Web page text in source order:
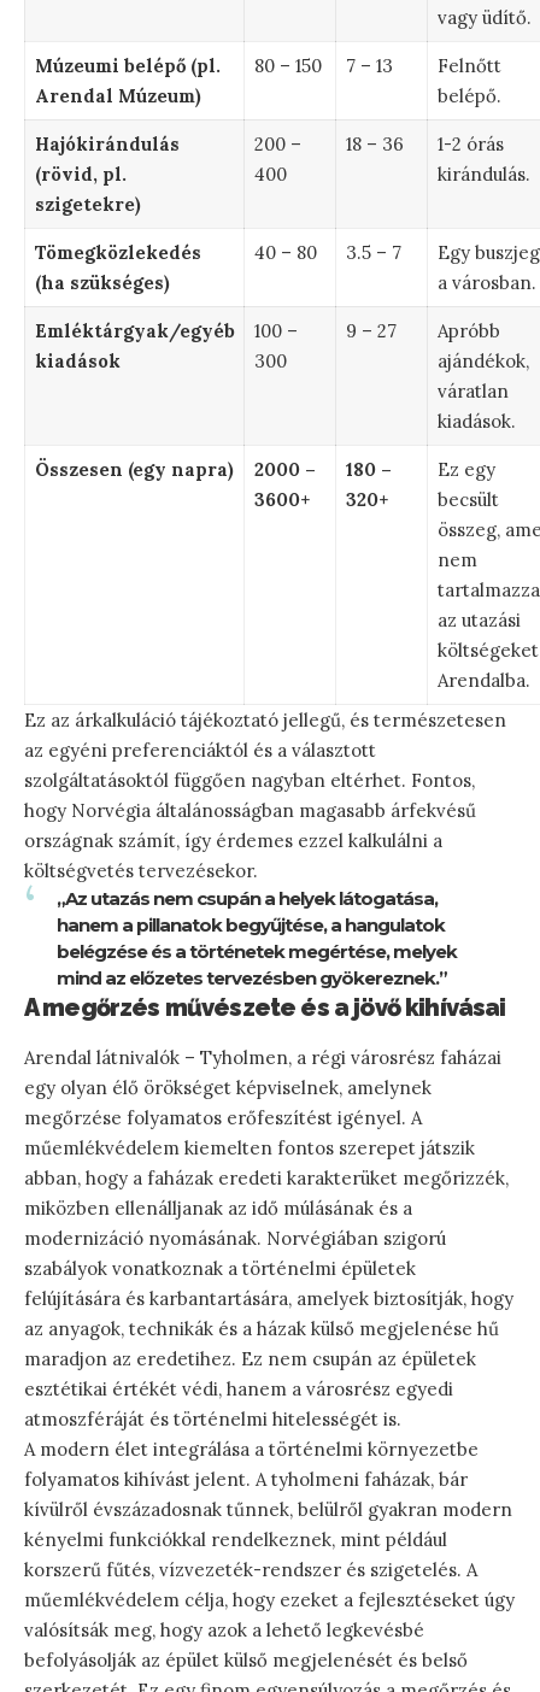
vagy üdítő.
Múzeumi belépő (pl.
Arendal Múzeum)
80 – 150 7 – 13
Felnőtt
belépő.
Hajókirándulás
(rövid, pl.
szigetekre)
200 –
400
18 – 36
1-2 órás
kirándulás.
Tömegközlekedés
(ha szükséges)
40 – 80 3.5 – 7
Egy
a városban.
Emléktárgyak/egyéb
kiadások
100 –
300
9 – 27
Apróbb
ajándékok,
váratlan
kiadások.
Összesen (egy napra)
2000 –
3600+
180 –
320+
Ez egy
becsült
összeg,
nem
tartalmazza
az utazási
költségeket
Arendalba.
Ez az árkalkuláció tájékoztató jellegű, és természetesen
az egyéni preferenciáktól és a választott
szolgáltatásoktól függően nagyban eltérhet. Fontos,
hogy Norvégia általánosságban magasabb árfekvésű
országnak számít, így érdemes ezzel kalkulálni a
költségvetés tervezésekor.
„Az utazás nem csupán a helyek látogatása,
hanem a pillanatok begyűjtése, a hangulatok
belégzése és a történetek megértése, melyek
mind az előzetes tervezésben gyökereznek.”
A megőrzés művészete és a jövő kihívásai
Arendal látnivalók – Tyholmen, a régi városrész faházai
egy olyan élő örökséget képviselnek, amelynek
megőrzése folyamatos erőfeszítést igényel. A
műemlékvédelem kiemelten fontos szerepet játszik
abban, hogy a faházak eredeti karakterüket megőrizzék,
miközben ellenálljanak az idő múlásának és a
modernizáció nyomásának. Norvégiában szigorú
szabályok vonatkoznak a történelmi épületek
felújítására és karbantartására, amelyek biztosítják, hogy
az anyagok, technikák és a házak külső megjelenése hű
maradjon az eredetihez. Ez nem csupán az épületek
esztétikai értékét védi, hanem a városrész egyedi
atmoszféráját és történelmi hitelességét is.
A modern élet integrálása a történelmi környezetbe
folyamatos kihívást jelent. A tyholmeni faházak, bár
kívülről évszázadosnak tűnnek, belülről gyakran modern
kényelmi funkciókkal rendelkeznek, mint például
korszerű fűtés, vízvezeték-rendszer és szigetelés. A
műemlékvédelem célja, hogy ezeket a fejlesztéseket úgy
valósítsák meg, hogy azok a lehető legkevésbé
befolyásolják az épület külső megjelenését és belső